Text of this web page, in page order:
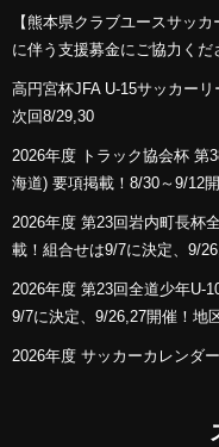
【熊本県クラブユースサッ
に伴う支援募金にご協力くだ
高円宮杯JFA U-15サッカー
次回8/29,30
2026年度 トラック協会杯 第
海道) 要項掲載！8/30～9/12
2026年度 第23回岩内町長杯
載！組合せは9/7に決定、9/
2026年度 第23回全道少年U-
9/7に決定、9/26,27開催！地
2026年度 サッカーカレンダ